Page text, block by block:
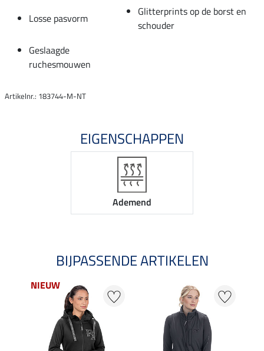
Losse pasvorm
Glitterprints op de borst en
schouder
Geslaagde
ruchesmouwen
Artikelnr.: 183744-M-NT
EIGENSCHAPPEN
Ademend
BIJPASSENDE ARTIKELEN
NIEUW